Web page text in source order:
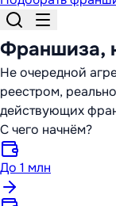
Франшиза,
Не очередной
реестром,
действующих
С чего начнём?
До 1 млн